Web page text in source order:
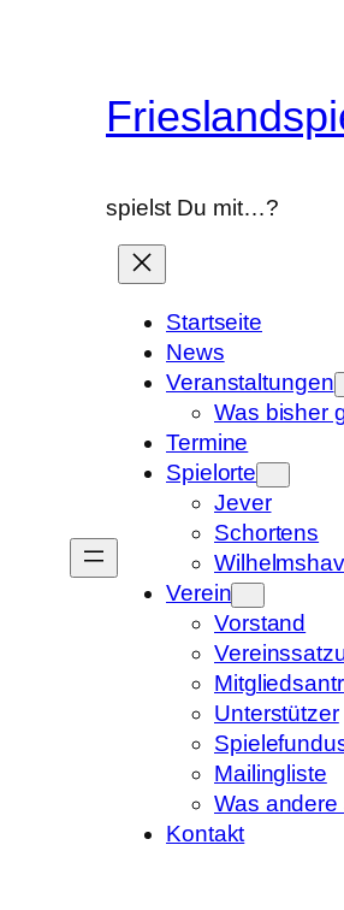
spielst Du mit…?
Startseite
News
Veranstaltungen
Was bisher
Termine
Spielorte
Jever
Schortens
Verein
Vorstand
Unterstützer
Mailingliste
Was andere
Kontakt